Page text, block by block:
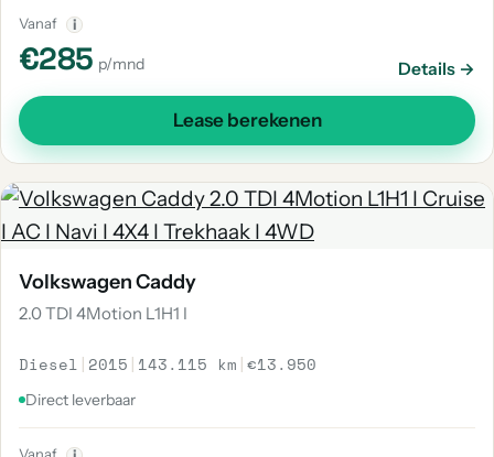
Vanaf i
€285 p/mnd Details →
Lease berekenen
Volkswagen Caddy
2.0 TDI 4Motion L1H1 I
Diesel | 2015 | 143.115 km |€13.950
Direct leverbaar